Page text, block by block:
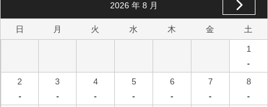
2026 年 8 月
日 月 火 水 木 金 土
1
-
2
-
3
-
4
-
5
-
6
-
7
-
8
-